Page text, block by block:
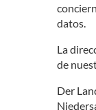
datos.
La
de
Der